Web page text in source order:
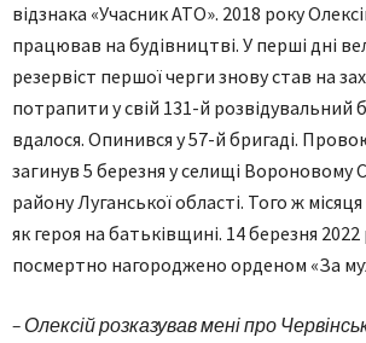
відзнака «Учасник АТО». 2018 року
працював на будівництві. У перші дні
резервіст першої черги знову став на
потрапити у свій 131-й розвідувальний
вдалося. Опинився у 57-й бригаді.
загинув 5 березня у селищі Вороновому
району Луганської області. Того ж
як героя на батьківщині. 14 березня 2022
посмертно нагороджено орденом «За
– Олексій розказував мені про